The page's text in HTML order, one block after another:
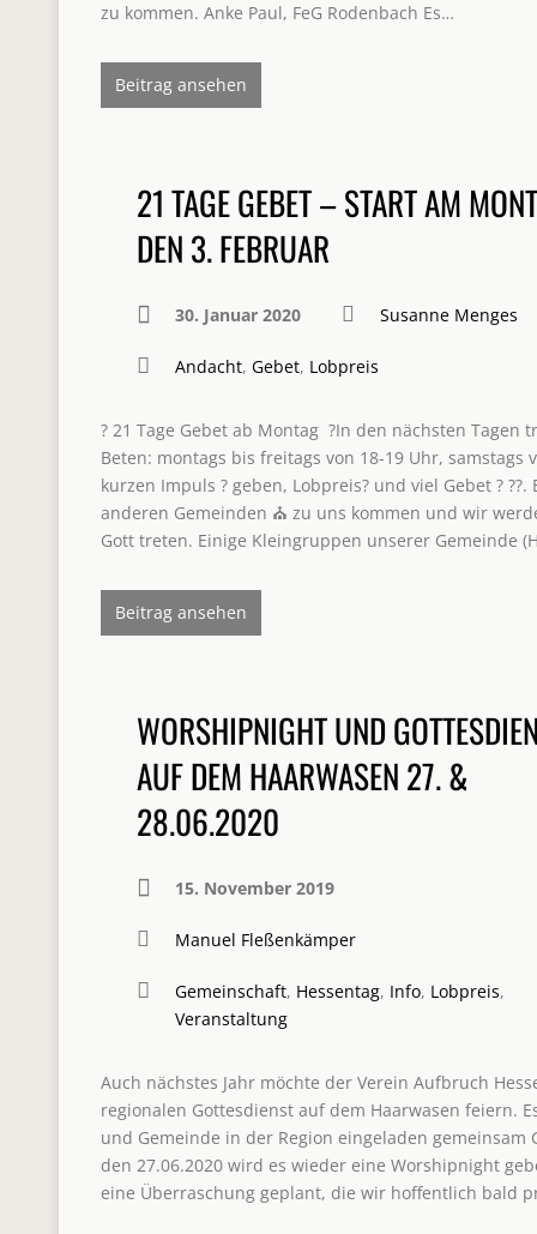
zu kommen. Anke Paul, FeG Rodenbach Es…
Beitrag ansehen
21 TAGE GEBET – START AM
DEN 3. FEBRUAR
30. Januar 2020 Susanne Menges
Andacht, Gebet, Lobpreis
? 21 Tage Gebet ab Montag ?In den nächsten Tagen
Beten: montags bis freitags von 18-19 Uhr, samstags
kurzen Impuls ? geben, Lobpreis? und viel Gebet ?
anderen Gemeinden ⛪️ zu uns kommen und wir
Gott treten. Einige Kleingruppen unserer Gemeinde
Beitrag ansehen
WORSHIPNIGHT UND
AUF DEM HAARWASEN 27. &
28.06.2020
15. November 2019
Manuel Fleßenkämper
Gemeinschaft, Hessentag, Info, Lobpreis,
Veranstaltung
Auch nächstes Jahr möchte der Verein Aufbruch
regionalen Gottesdienst auf dem Haarwasen feiern.
und Gemeinde in der Region eingeladen gemeinsam
den 27.06.2020 wird es wieder eine Worshipnight
eine Überraschung geplant, die wir hoffentlich bald